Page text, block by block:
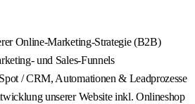
Online-Marketing-Strategie (B2B)
und Sales-Funnels
/ CRM, Automationen & Leadprozesse
unserer Website inkl. Onlineshop